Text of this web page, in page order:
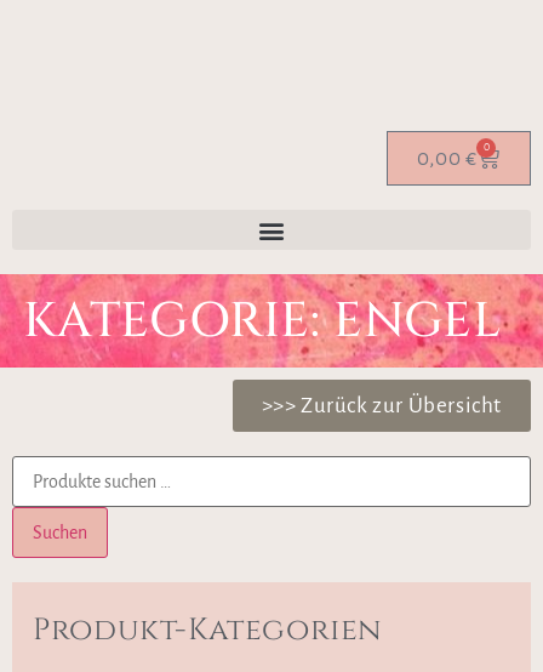
0,00 € 0
KATEGORIE: ENGEL
>>> Zurück zur Übersicht
Suchen
Produkt-Kategorien